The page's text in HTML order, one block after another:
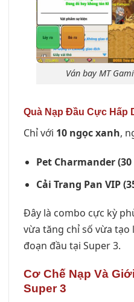
Ván bay MT
Quà Nạp Đầu Cực Hấp
Chỉ với 10 ngọc xanh,
Pet Charmander
Cải Trang Pan VIP
Đây là combo cực kỳ
vừa tăng chỉ số vừa
đoạn đầu tại Super 3.
Cơ Chế Nạp Và
Super 3